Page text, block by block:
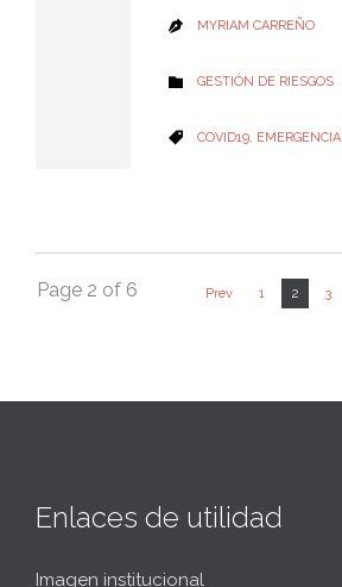
 MYRIAM CARREÑO
 CATEGORY
GESTIÓN DE RIESGOS
 CATEGORY
COVID19 EMERGENCIA
Page 2 of 6 Prev 1 2 3
Enlaces de utilidad
Imagen institucional